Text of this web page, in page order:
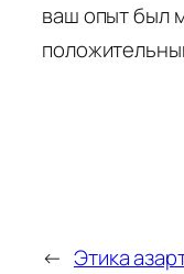
ваш опыт был
← Этика